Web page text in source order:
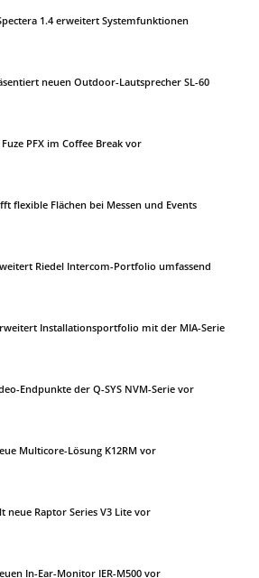
1.4 erweitert Systemfunktionen
neuen Outdoor-Lautsprecher SL-60
PFX im Coffee Break vor
flexible Flächen bei Messen und Events
Riedel Intercom-Portfolio umfassend
Installationsportfolio mit der MIA-Serie
Endpunkte der Q-SYS NVM-Serie vor
Multicore-Lösung K12RM vor
neue Raptor Series V3 Lite vor
In-Ear-Monitor IER-M500 vor